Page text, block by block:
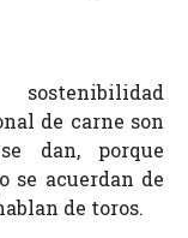
de carne son
dan, porque
se acuerdan de
de toros.